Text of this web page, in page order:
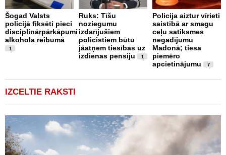
Šogad Valsts
policijā fiksēti pieci
disciplinārpārkāpumi
alkohola reibumā
1
Ruks: Tīšu
noziegumu
izdarījušiem
policistiem būtu
jāatņem tiesības uz
izdienas pensiju
1
Policija aiztur vīrieti
saistībā ar smagu
ceļu satiksmes
negadījumu
Madonā; tiesa
piemēro
apcietinājumu
7
IZCELTIE RAKSTI